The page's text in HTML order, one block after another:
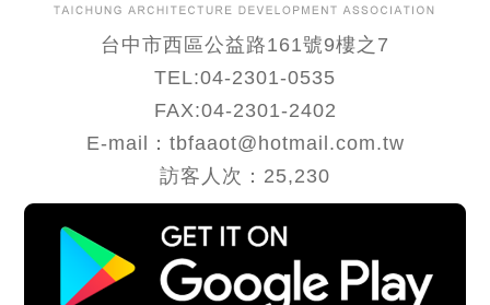
台中市西區公益路161號9樓之7
TEL:04-2301-0535
FAX:04-2301-2402
E-mail：tbfaaot@hotmail.com.tw
訪客人次：25,230